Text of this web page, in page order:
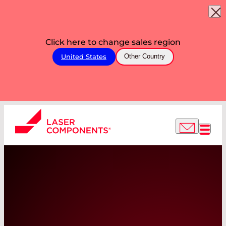
Click here to change sales region
United States Other Country